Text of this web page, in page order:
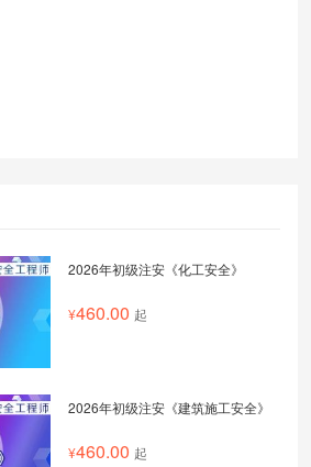
2026年初级注安《化工安全》
460.00 起
2026年初级注安《建筑施工安全》
460.00 起